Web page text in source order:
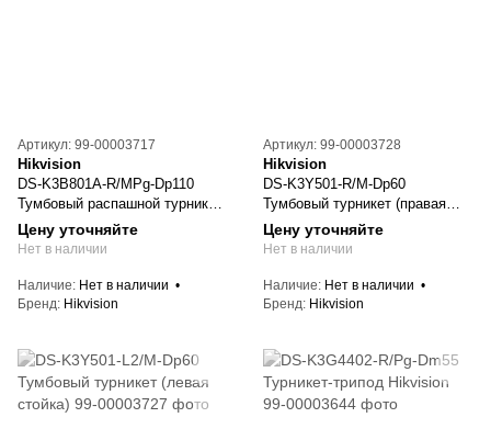
Артикул: 99-00003717
Hikvision
DS-K3B801A-R/MPg-Dp110
Тумбовый распашной турникет
(правая стойка)
Цену уточняйте
Нет в наличии
Наличие
Нет в наличии
Бренд Hikvision
Артикул: 99-00003728
Hikvision
DS-K3Y501-R/M-Dp60
Тумбовый турникет (правая
стойка)
Цену уточняйте
Нет в наличии
Наличие
Нет в наличии
Бренд Hikvision